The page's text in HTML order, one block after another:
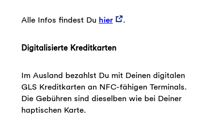
Alle Infos findest Du hier .
Digitalisierte Kreditkarten
Im Ausland bezahlst Du mit Deinen digitalen
GLS Kreditkarten an NFC-fähigen Terminals.
Die Gebühren sind dieselben wie bei Deiner
haptischen Karte.